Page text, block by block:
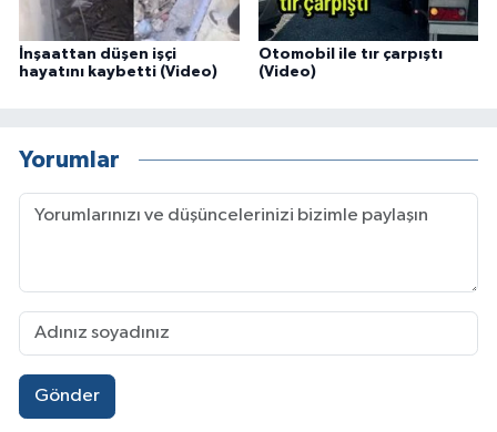
İnşaattan düşen işçi
hayatını kaybetti (Video)
Otomobil ile tır çarpıştı
(Video)
Yorumlar
Gönder